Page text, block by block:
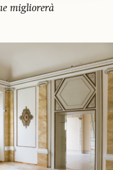
migliorerà